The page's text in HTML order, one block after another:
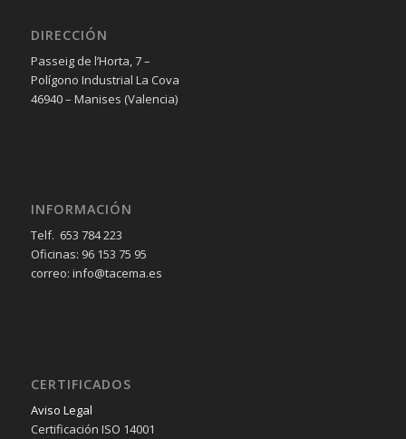
DIRECCIÓN
Passeig de l’Horta, 7 –
Polígono Industrial La Cova
46940 – Manises (Valencia)
INFORMACIÓN
Telf. 653 784 223
Oficinas: 96 153 75 95
correo: info@tacema.es
CERTIFICADOS
Aviso Legal
Certificación ISO 14001